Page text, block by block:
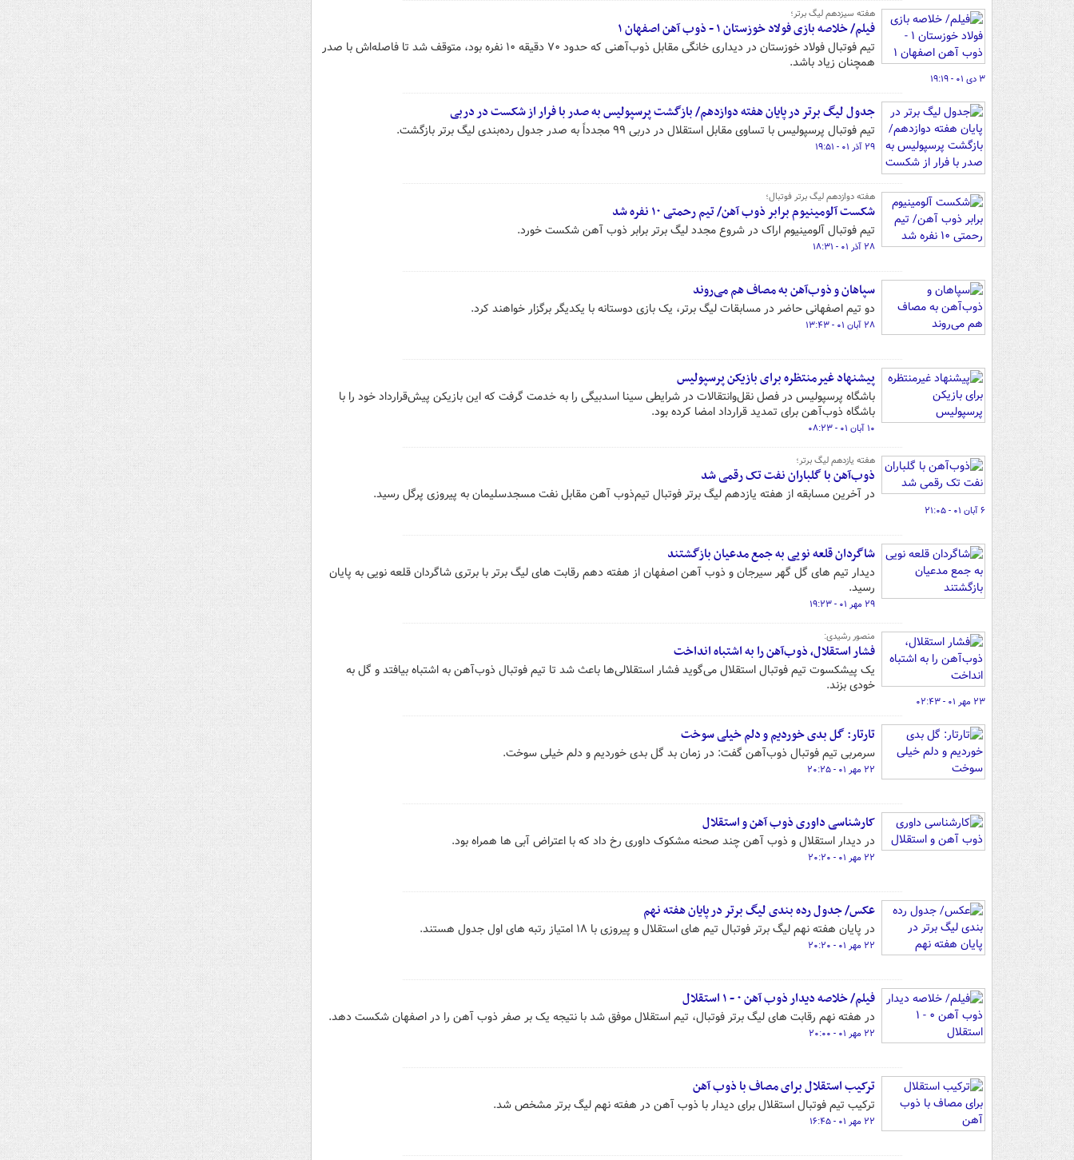
هفته سیزدهم لیگ برتر؛
فیلم/ خلاصه بازی فولاد خوزستان ۱ - ذوب آهن اصفهان ۱
تیم فوتبال فولاد خوزستان در دیداری خانگی مقابل ذوب‌آهنی که حدود ۷۰ دقیقه ۱۰ نفره بود، متوقف شد تا فاصله‌اش با صدر
همچنان زیاد باشد.
۳ دی ۰۱ - ۱۹:۱۹
جدول لیگ برتر در پایان هفته دوازدهم/ بازگشت پرسپولیس به صدر با فرار از شکست در دربی
تیم فوتبال پرسپولیس با تساوی مقابل استقلال در دربی ۹۹ مجدداً به صدر جدول رده‌بندی لیگ برتر بازگشت.
۲۹ آذر ۰۱ - ۱۹:۵۱
هفته دوازدهم لیگ برتر فوتبال؛
شکست آلومینیوم برابر ذوب آهن/ تیم رحمتی ۱۰ نفره شد
تیم فوتبال آلومینیوم اراک در شروع مجدد لیگ برتر برابر ذوب آهن شکست خورد.
۲۸ آذر ۰۱ - ۱۸:۳۱
سپاهان و ذوب‌آهن به مصاف هم می‌روند
دو تیم اصفهانی حاضر در مسابقات لیگ برتر، یک بازی دوستانه با یکدیگر برگزار خواهند کرد.
۲۸ آبان ۰۱ - ۱۳:۴۳
پیشنهاد غیرمنتظره برای بازیکن پرسپولیس
باشگاه پرسپولیس در فصل نقل‌وانتقالات در شرایطی سینا اسدبیگی را به خدمت گرفت که این بازیکن پیش‌قرارداد خود را با
باشگاه ذوب‌آهن برای تمدید قرارداد امضا کرده بود.
۱۰ آبان ۰۱ - ۰۸:۲۳
هفته یازدهم لیگ برتر؛
ذوب‌آهن با گلباران نفت تک رقمی شد
در آخرین مسابقه از هفته یازدهم لیگ برتر فوتبال تیم‌ذوب آهن مقابل نفت مسجدسلیمان به پیروزی پرگل رسید.
۶ آبان ۰۱ - ۲۱:۰۵
شاگردان قلعه نویی به جمع مدعیان بازگشتند
دیدار تیم های گل گهر سیرجان و ذوب آهن اصفهان از هفته دهم رقابت های لیگ برتر با برتری شاگردان قلعه نویی به پایان
رسید.
۲۹ مهر ۰۱ - ۱۹:۲۳
منصور رشیدی:
فشار استقلال، ذوب‌آهن را به اشتباه انداخت
یک پیشکسوت تیم فوتبال استقلال می‌گوید فشار استقلالی‌ها باعث شد تا تیم فوتبال ذوب‌آهن به اشتباه بیافتد و گل به
خودی بزند.
۲۳ مهر ۰۱ - ۰۲:۴۳
تارتار: گل بدی خوردیم و دلم خیلی سوخت
سرمربی تیم فوتبال ذوب‌آهن گفت: در زمان بد گل بدی خوردیم و دلم خیلی سوخت.
۲۲ مهر ۰۱ - ۲۰:۲۵
کارشناسی داوری ذوب آهن و استقلال
در دیدار استقلال و ذوب آهن چند صحنه مشکوک داوری رخ داد که با اعتراض آبی ها همراه بود.
۲۲ مهر ۰۱ - ۲۰:۲۰
عکس/ جدول رده بندی لیگ برتر در پایان هفته نهم
در پایان هفته نهم لیگ برتر فوتبال تیم های استقلال و پیروزی با ۱۸ امتیاز رتبه های اول جدول هستند.
۲۲ مهر ۰۱ - ۲۰:۲۰
فیلم/ خلاصه دیدار ذوب آهن ۰ - ۱ استقلال
در هفته نهم رقابت های لیگ برتر فوتبال، تیم استقلال موفق شد با نتیجه یک بر صفر ذوب آهن را در اصفهان شکست دهد.
۲۲ مهر ۰۱ - ۲۰:۰۰
ترکیب استقلال برای مصاف با ذوب آهن
ترکیب تیم فوتبال استقلال برای دیدار با ذوب آهن در هفته نهم لیگ برتر مشخص شد.
۲۲ مهر ۰۱ - ۱۶:۴۵